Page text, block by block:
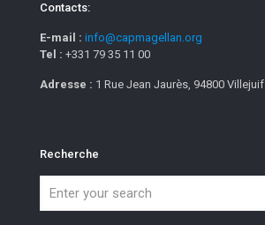
Contacts:
E-mail : info@capmagellan.org
Tel : +331 79 35 11 00
Adresse : 1 Rue Jean Jaurès, 94800 Villejuif
Recherche